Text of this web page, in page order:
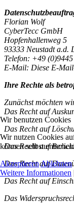
Florian Wolf
CyberTecc GmbH
Hopfenhallenweg 5
93333 Neustadt a.d.
Telefon: +49
E-Mail: Diese E-
Ihre Rechte als
Zunächst möchten
Das Recht auf
Das Recht auf
Das Recht auf
Das Recht auf
Das Recht auf
Das
Wir benutzen Cookies
Wir nutzen Cookies
können selbst
Akzeptieren Ablehnen
Weitere Informationen